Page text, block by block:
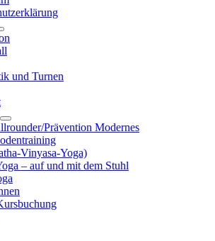
und Turnen
Prävention Modernes
Vinyasa-Yoga)
– auf und mit dem Stuhl